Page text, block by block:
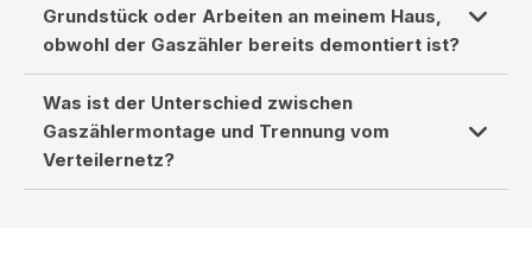
Grundstück oder Arbeiten an meinem Haus,
obwohl der Gaszähler bereits demontiert ist?
Der Ausbau des Gaszählers bedeutet nur, dass kein
Gas mehr aktiv bezogen wird. Es sagt nichts darüber
aus, ob im Boden noch Leitungen vorhanden sind oder
ob die Hausanschlussleitung vollständig entfernt
Was ist der Unterschied zwischen
Gaszählermontage und Trennung vom
Verteilernetz?